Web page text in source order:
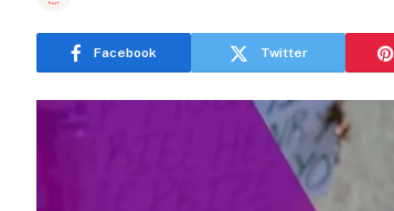
Facebook Twitter